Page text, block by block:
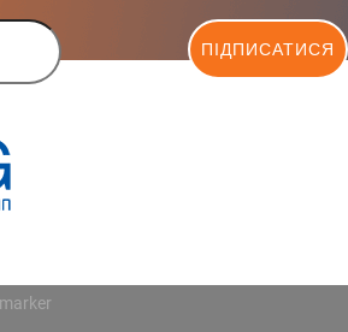
ПІДПИСАТИСЯ